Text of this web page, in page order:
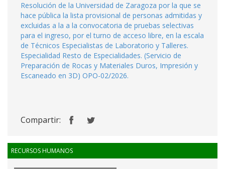
Resolución de la Universidad de Zaragoza por la que se
hace pública la lista provisional de personas admitidas y
excluidas a la a la convocatoria de pruebas selectivas
para el ingreso, por el turno de acceso libre, en la escala
de Técnicos Especialistas de Laboratorio y Talleres.
Especialidad Resto de Especialidades. (Servicio de
Preparación de Rocas y Materiales Duros, Impresión y
Escaneado en 3D) OPO-02/2026.
Compartir:
RECURSOS HUMANOS